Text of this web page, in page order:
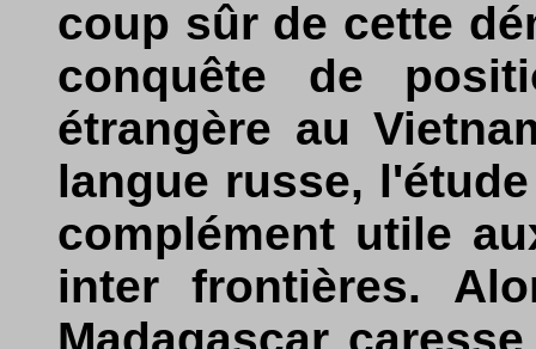
coup sûr de cette
conquête de
étrangère au
langue russe,
complément utile
inter frontières.